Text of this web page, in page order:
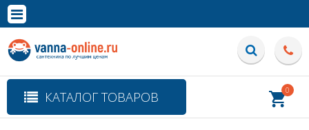
Полная версия сайта
КАТАЛОГ ТОВАРОВ 0